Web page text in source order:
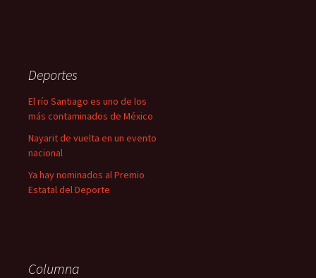
Deportes
El río Santiago es uno de los
más contaminados de México
Nayarit de vuelta en un evento
nacional
Ya hay nominados al Premio
Estatal del Deporte
Columna